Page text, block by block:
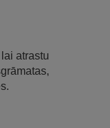
atrastu